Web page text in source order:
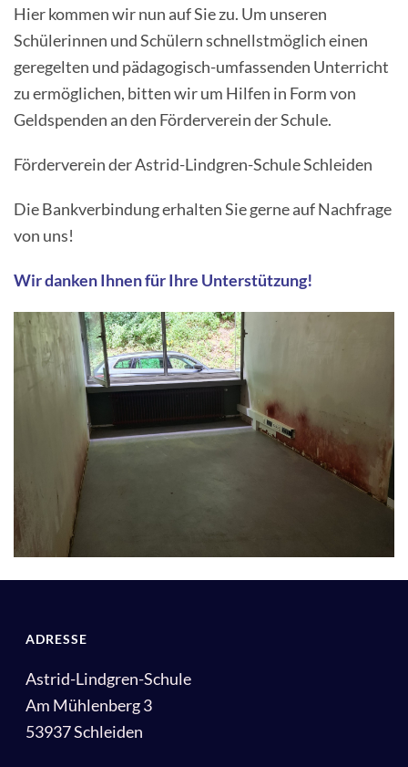
Hier kommen wir nun auf Sie zu. Um unseren
Schülerinnen und Schülern schnellstmöglich einen
geregelten und pädagogisch-umfassenden Unterricht
zu ermöglichen, bitten wir um Hilfen in Form von
Geldspenden an den Förderverein der Schule.
Förderverein der Astrid-Lindgren-Schule Schleiden
Die Bankverbindung erhalten Sie gerne auf Nachfrage
von uns!
Wir danken Ihnen für Ihre Unterstützung!
ADRESSE
Astrid-Lindgren-Schule
Am Mühlenberg 3
53937 Schleiden